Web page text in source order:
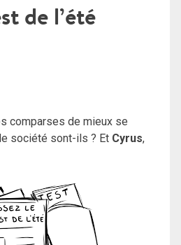
de l’été
comparses de mieux se
société sont-ils ? Et Cyrus,